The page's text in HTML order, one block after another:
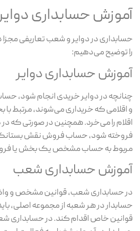
آموزش حسابداری
حسابداری در دوایر و شعب تعاریفی
را توضیح می‌دهیم:
آموزش حسابداری دوایر
چنانچه در دوایر خریدی انجام شود،
و اقلامی که خریداری می‌شوند، مرتبط
اقلام را می‌خرد. همچنین در صورتی که
فروخته شود، حساب فروش نقش
مربوط به حساب مشخص یک بخش یا
آموزش حسابداری شعب
در حسابداری شعب، قوانین مشخص و
حسابدار در هر شعبه از مجموعه اصلی،
قوانین خاص اقدام کند. در حسابداری